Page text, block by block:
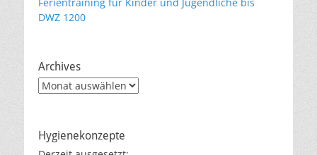
DWZ 1200
Archives
Archives
Hygienekonzepte